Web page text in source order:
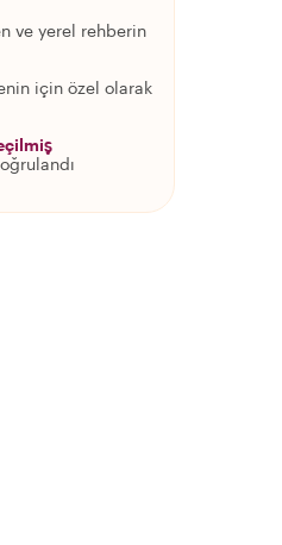
ve yerel rehberin
için özel olarak